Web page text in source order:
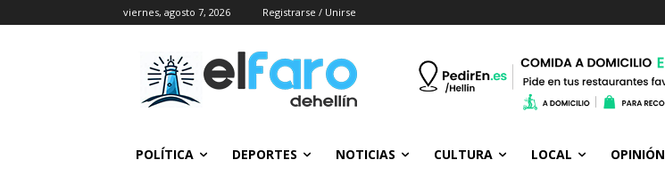
viernes, agosto 7, 2026 Registrarse / Unirse
POLÍTICA DEPORTES NOTICIAS CULTURA LOCAL OPINIÓN